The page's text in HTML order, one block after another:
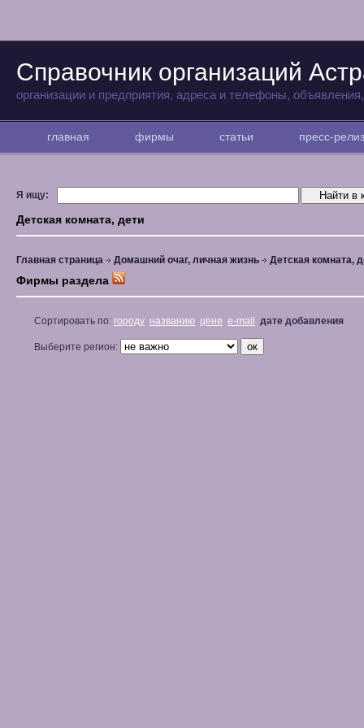
Справочник организаций
организации и предприятия, адреса и телефоны,
главная фирмы статьи пресс-
Я ищу:
Детская комната, дети
Главная страница Домашний очаг, личная жизнь Детская комната,
Фирмы раздела
Сортировать по: городу названию цене e-mail дате добавления
Выберите регион: